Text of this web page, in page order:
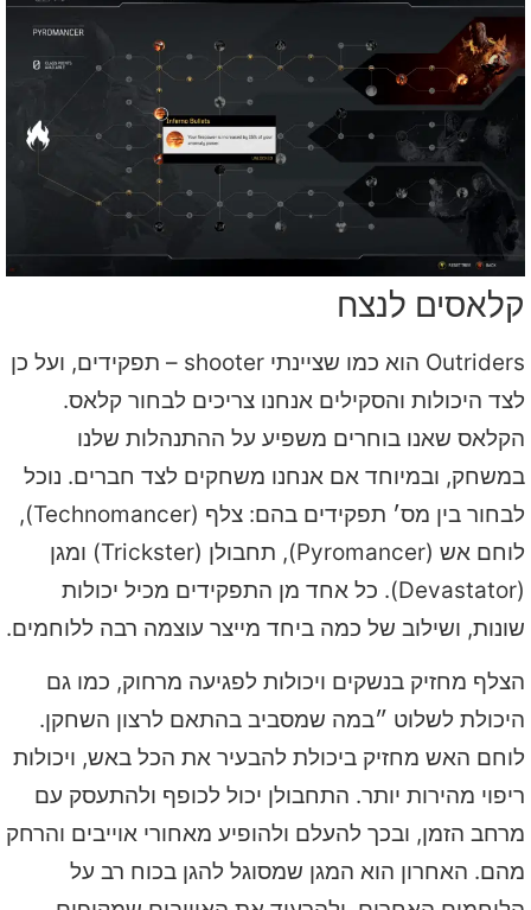
קלאסים לנצח
Outriders הוא כמו שציינתי shooter – תפקידים, ועל כן
לצד היכולות והסקילים אנחנו צריכים לבחור קלאס.
הקלאס שאנו בוחרים משפיע על ההתנהלות שלנו
במשחק, ובמיוחד אם אנחנו משחקים לצד חברים. נוכל
לבחור בין מס׳ תפקידים בהם: צלף (Technomancer),
לוחם אש (Pyromancer), תחבולן (Trickster) ומגן
(Devastator). כל אחד מן התפקידים מכיל יכולות
שונות, ושילוב של כמה ביחד מייצר עוצמה רבה ללוחמים.
הצלף מחזיק בנשקים ויכולות לפגיעה מרחוק, כמו גם
היכולת לשלוט ״במה שמסביב בהתאם לרצון השחקן.
לוחם האש מחזיק ביכולת להבעיר את הכל באש, ויכולות
ריפוי מהירות יותר. התחבולן יכול לכופף ולהתעסק עם
מרחב הזמן, ובכך להעלם ולהופיע מאחורי אוייבים והרחק
מהם. האחרון הוא המגן שמסוגל להגן בכוח רב על